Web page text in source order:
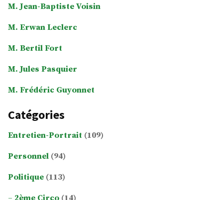
M. Jean-Baptiste Voisin
M. Erwan Leclerc
M. Bertil Fort
M. Jules Pasquier
M. Frédéric Guyonnet
Catégories
Entretien-Portrait (109)
Personnel (94)
Politique (113)